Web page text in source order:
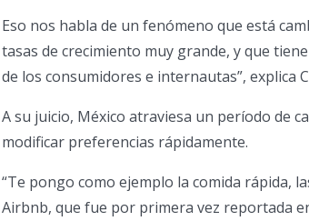
Eso nos habla de un fenómeno que está
tasas de crecimiento muy grande, y que
de los consumidores e internautas”, explica
A su juicio, México atraviesa un período de
modificar preferencias rápidamente.
“Te pongo como ejemplo la comida rápida,
Airbnb, que fue por primera vez reportada